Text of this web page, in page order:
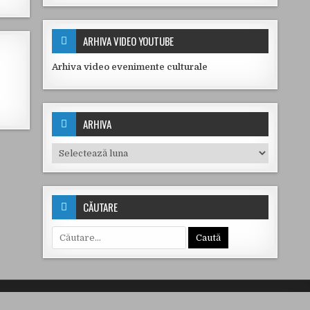
ARHIVA VIDEO YOUTUBE
Arhiva video evenimente culturale
ARHIVA
Arhiva
CĂUTARE
Caută după: